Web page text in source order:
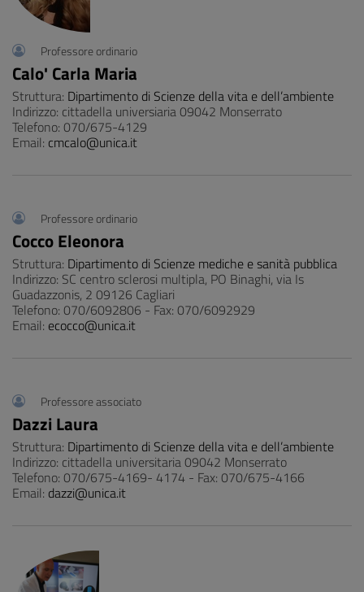
Professore ordinario
Calo' Carla Maria
Struttura: Dipartimento di Scienze della vita e dell’ambiente
Indirizzo: cittadella universiaria 09042 Monserrato
Telefono: 070/675-4129
Email: cmcalo@unica.it
Professore ordinario
Cocco Eleonora
Struttura: Dipartimento di Scienze mediche e sanità pubblica
Indirizzo: SC centro sclerosi multipla, PO Binaghi, via Is
Guadazzonis, 2 09126 Cagliari
Telefono: 070/6092806 - Fax: 070/6092929
Email: ecocco@unica.it
Professore associato
Dazzi Laura
Struttura: Dipartimento di Scienze della vita e dell’ambiente
Indirizzo: cittadella universitaria 09042 Monserrato
Telefono: 070/675-4169- 4174 - Fax: 070/675-4166
Email: dazzi@unica.it